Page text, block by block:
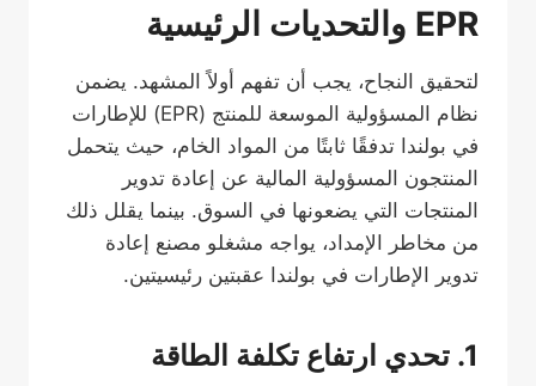
EPR والتحديات الرئيسية
لتحقيق النجاح، يجب أن تفهم أولاً المشهد. يضمن
نظام المسؤولية الموسعة للمنتج (EPR) للإطارات
في بولندا تدفقًا ثابتًا من المواد الخام، حيث يتحمل
المنتجون المسؤولية المالية عن إعادة تدوير
المنتجات التي يضعونها في السوق. بينما يقلل ذلك
من مخاطر الإمداد، يواجه مشغلو مصنع إعادة
تدوير الإطارات في بولندا عقبتين رئيسيتين.
1. تحدي ارتفاع تكلفة الطاقة